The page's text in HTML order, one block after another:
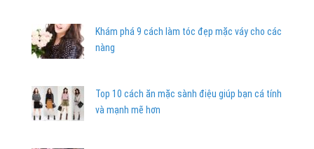
Khám phá 9 cách làm tóc đẹp mặc váy cho các
nàng
Top 10 cách ăn mặc sành điệu giúp bạn cá tính
và mạnh mẽ hơn